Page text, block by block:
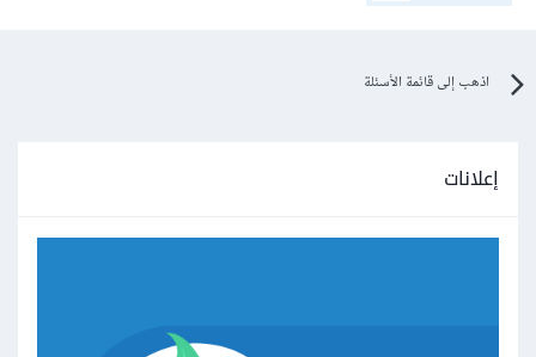
اذهب إلى قائمة الأسئلة
إعلانات